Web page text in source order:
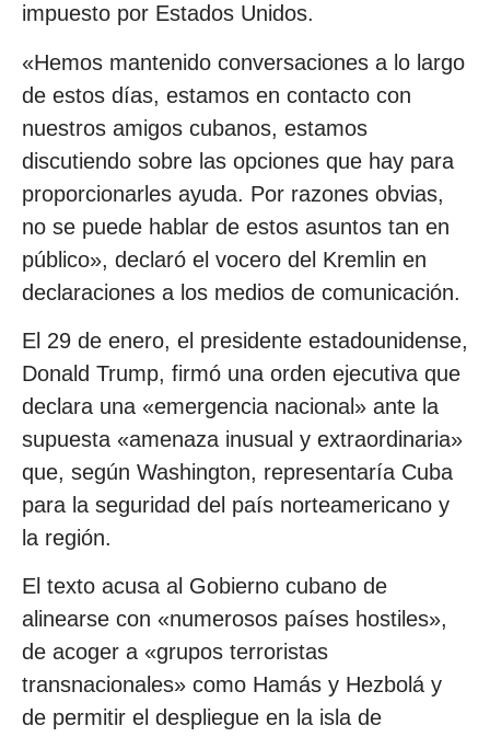
impuesto por Estados Unidos.
«Hemos mantenido conversaciones a lo largo
de estos días, estamos en contacto con
nuestros amigos cubanos, estamos
discutiendo sobre las opciones que hay para
proporcionarles ayuda. Por razones obvias,
no se puede hablar de estos asuntos tan en
público», declaró el vocero del Kremlin en
declaraciones a los medios de comunicación.
El 29 de enero, el presidente estadounidense,
Donald Trump, firmó una orden ejecutiva que
declara una «emergencia nacional» ante la
supuesta «amenaza inusual y extraordinaria»
que, según Washington, representaría Cuba
para la seguridad del país norteamericano y
la región.
El texto acusa al Gobierno cubano de
alinearse con «numerosos países hostiles»,
de acoger a «grupos terroristas
transnacionales» como Hamás y Hezbolá y
de permitir el despliegue en la isla de